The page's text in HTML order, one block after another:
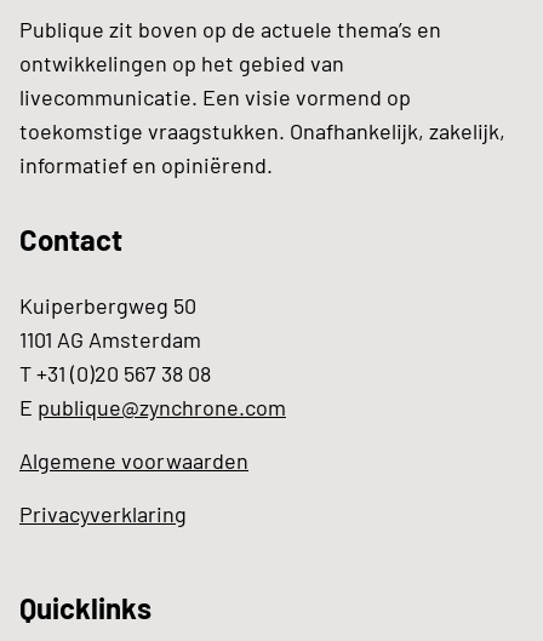
Publique zit boven op de actuele thema’s en
ontwikkelingen op het gebied van
livecommunicatie. Een visie vormend op
toekomstige vraagstukken. Onafhankelijk, zakelijk,
informatief en opiniërend.
Contact
Kuiperbergweg 50
1101 AG Amsterdam
T +31 (0)20 567 38 08
E publique@zynchrone.com
Algemene voorwaarden
Privacyverklaring
Quicklinks